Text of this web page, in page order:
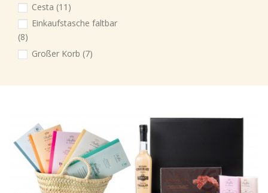
Cesta (11)
Einkaufstasche faltbar
(8)
Großer Korb (7)